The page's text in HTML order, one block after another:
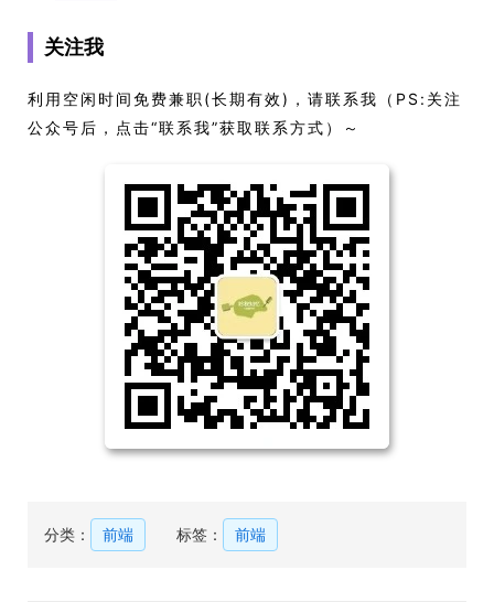
关注我
利用空闲时间免费兼职(长期有效)，请联系我（PS:关注
公众号后，点击“联系我”获取联系方式）～
分类： 前端 标签： 前端